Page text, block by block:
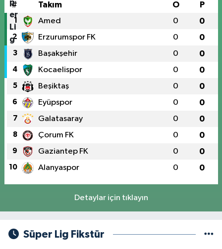
# Takım O P
1 Amed 0 0
2 Erzurumspor FK 0 0
3 Başakşehir 0 0
4 Kocaelispor 0 0
5 Beşiktaş 0 0
6 Eyüpspor 0 0
7 Galatasaray 0 0
8 Çorum FK 0 0
9 Gaziantep FK 0 0
10 Alanyaspor 0 0
Detaylar için tıklayın
Süper Lig Fikstür